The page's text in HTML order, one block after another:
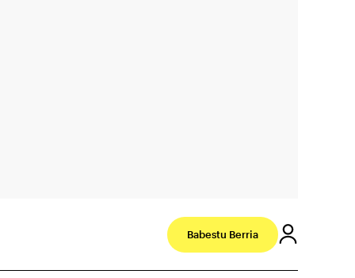
Babestu Berria